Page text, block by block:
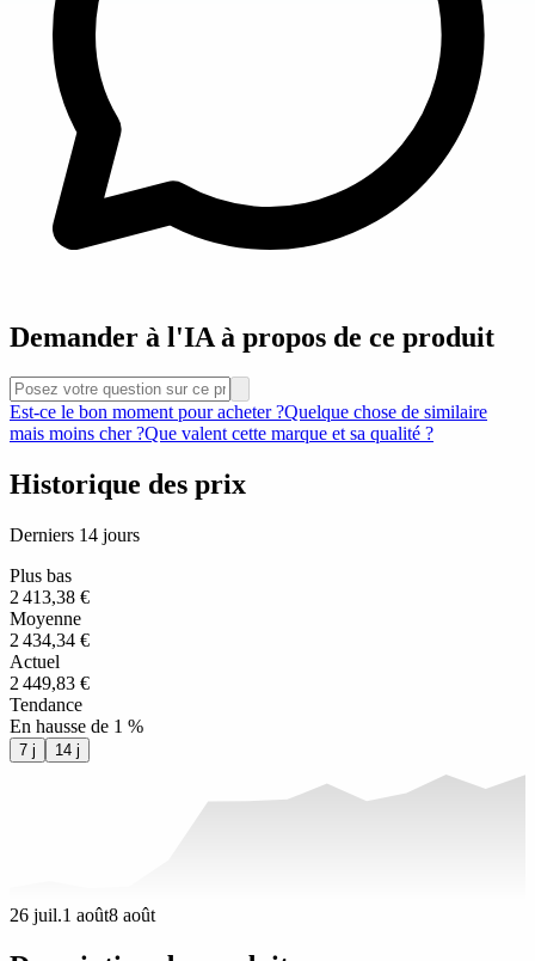
Demander à l'IA à propos de ce produit
Est-ce le bon moment pour acheter ?Quelque chose de similaire
mais moins cher ?Que valent cette marque et sa qualité ?
Historique des prix
Derniers 14 jours
Plus bas
2 413,38 €
Moyenne
2 434,34 €
Actuel
2 449,83 €
Tendance
En hausse de 1 %
7 j 14 j
26 juil.1 août8 août